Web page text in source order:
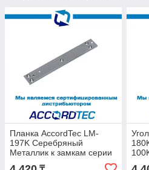
Планка AccordTec LM-
197K Серебряный
Металлик к замкам серии
ML-194/-194K